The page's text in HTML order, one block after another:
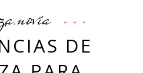
,novia
DE